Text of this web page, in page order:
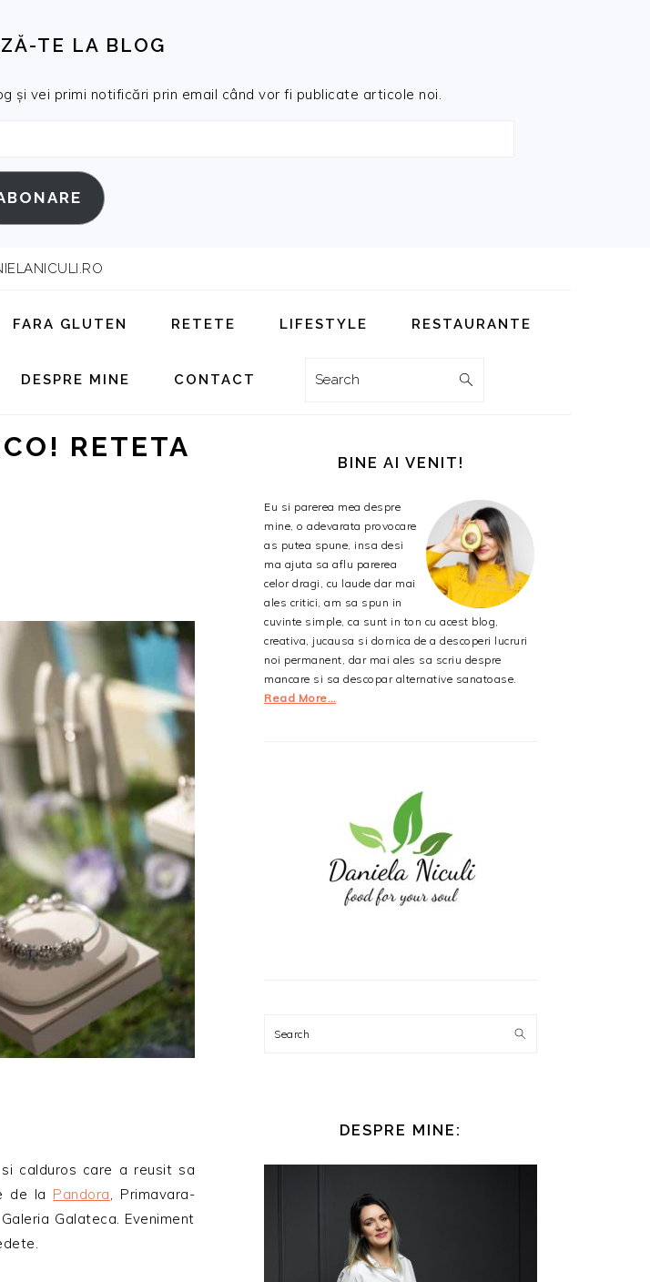
TE LA BLOG
și vei primi notificări prin email când vor fi publicate articole noi.
FARA GLUTEN RETETE LIFESTYLE RESTAURANTE
DESPRE MINE CONTACT Search
RETETA
calduros care a reusit sa
de la Pandora , Primavara-
Galateca. Eveniment
PRINCIPALĂBINE AI VENIT!
Eu si parerea mea despre
mine, o adevarata provocare
as putea spune, insa desi
ma ajuta sa aflu parerea
celor dragi, cu laude dar mai
ales critici, am sa spun in
cuvinte simple, ca sunt in ton cu acest blog,
creativa, jucausa si dornica de a descoperi lucruri
noi permanent, dar mai ales sa scriu despre
mancare si sa descopar alternative sanatoase.
Read More…
Search
DESPRE MINE: